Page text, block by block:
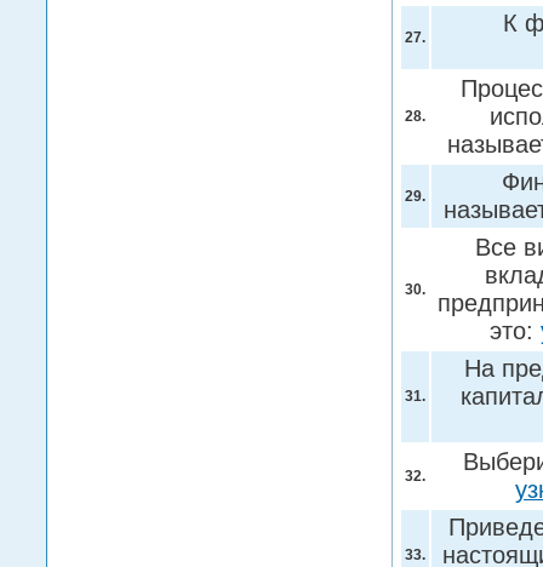
27.
К
28.
29.
30.
Все
это:
31.
На
32.
33.